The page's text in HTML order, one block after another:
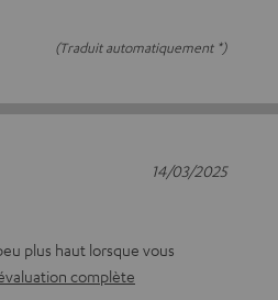
(Traduit automatiquement *)
plus haut lorsque vous
complète
14/03/2025